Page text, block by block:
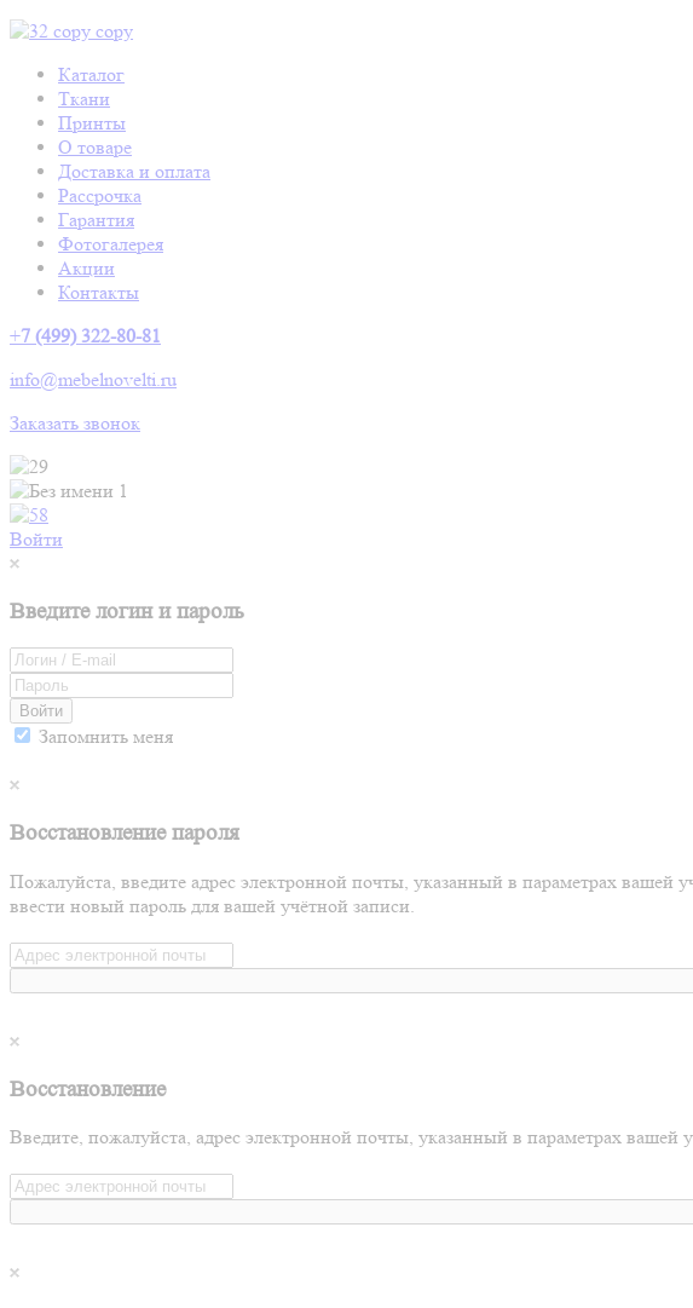
Каталог
Ткани
Принты
О товаре
Доставка и оплата
Рассрочка
Гарантия
Фотогалерея
Акции
Контакты
+7 (499) 322-80-81
info@mebelnovelti.ru
Заказать звонок
Войти
Введите логин и пароль
Войти
Запомнить меня
Восстановление пароля
Пожалуйста, введите адрес электронной почты, указанный в параметрах
ввести новый пароль для вашей учётной записи.
Восстановление
Введите, пожалуйста, адрес электронной почты, указанный в параметрах